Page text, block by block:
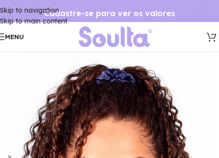
Skip to navigation
Skip to main content
Cadastre-se para ver os valores
MENU